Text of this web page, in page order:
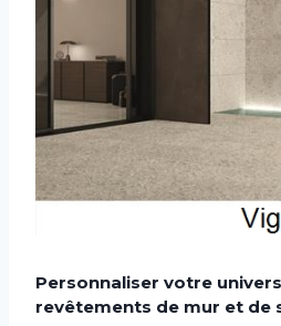
Personnaliser votre
revêtements de mur et de